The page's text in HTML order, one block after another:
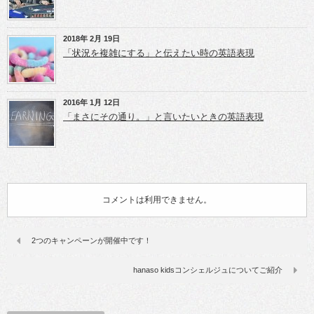
2018年 2月 19日
「状況を複雑にする」と伝えたい時の英語表現
2016年 1月 12日
「まさにその通り。」と言いたいときの英語表現
コメントは利用できません。
2つのキャンペーンが開催中です！
hanaso kidsコンシェルジュについてご紹介